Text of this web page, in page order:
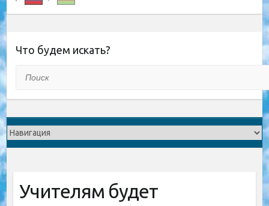
Что будем искать?
Учителям будет